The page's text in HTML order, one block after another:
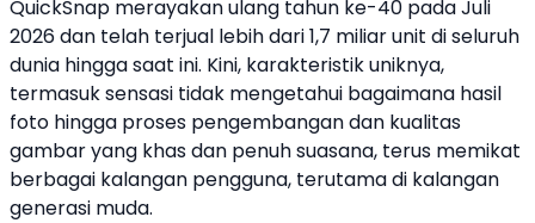
QuickSnap merayakan ulang tahun ke-40 pada Juli
2026 dan telah terjual lebih dari 1,7 miliar unit di seluruh
dunia hingga saat ini. Kini, karakteristik uniknya,
termasuk sensasi tidak mengetahui bagaimana hasil
foto hingga proses pengembangan dan kualitas
gambar yang khas dan penuh suasana, terus memikat
berbagai kalangan pengguna, terutama di kalangan
generasi muda.